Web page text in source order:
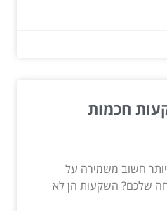
חכמות
חשוב משמירה על
שלכם? השקעות הן לא